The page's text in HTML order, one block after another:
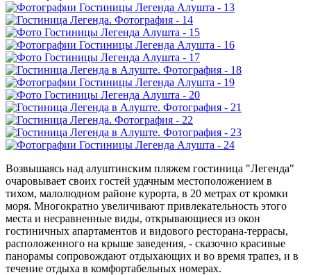
Возвышаясь над алуштинским пляжем гостиница "Легенда"
очаровывает своих гостей удачным местоположением в
тихом, малолюдном районе курорта, в 20 метрах от кромки
моря. Многократно увеличивают привлекательность этого
места и несравненные виды, открывающиеся из окон
гостиничных апартаментов и видового ресторана-террасы,
расположенного на крыше заведения, - сказочно красивые
панорамы сопровождают отдыхающих и во время трапез, и в
течение отдыха в комфортабельных номерах.